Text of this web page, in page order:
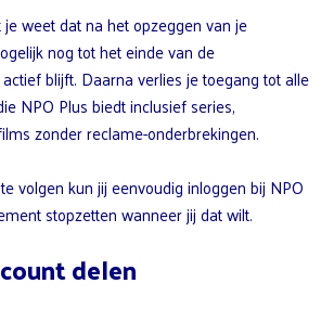
weet dat na het opzeggen van je
nog tot het einde van de
blijft. Daarna verlies je toegang tot alle
NPO Plus biedt inclusief series,
zonder reclame-onderbrekingen.
volgen kun jij eenvoudig inloggen bij NPO
stopzetten wanneer jij dat wilt.
delen